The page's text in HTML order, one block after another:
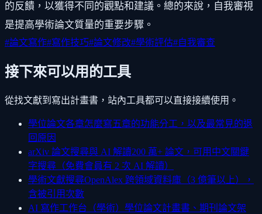
的反饋，以獲得不同的觀點和建議。總的來說，自我審視
是提高學術論文質量的重要步驟。
#論文寫作#寫作技巧#論文修改#學術評估#自我審查
接下來可以用的工具
從找文獻到寫出計畫書，站內工具都可以直接接續使用。
學位論文各章怎麼寫五章的功能分工，以及最常見的退
回原因
arXiv 論文搜尋與 AI 解讀200 萬+ 論文，可用中文關鍵
字搜尋（免費會員有 2 次 AI 解讀）
學術文獻搜尋OpenAlex 跨領域資料庫（3 億筆以上），
含被引用次數
AI 寫作工作台（學術） 學位論文計畫書、期刊論文架